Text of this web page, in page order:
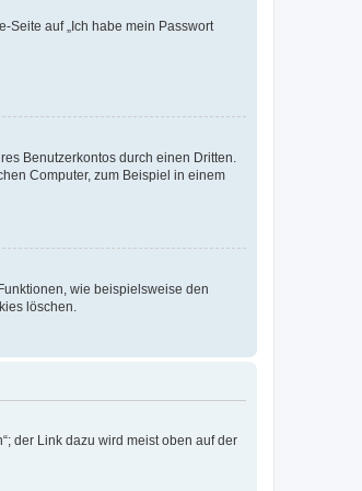
Seite auf „Ich habe mein Passwort
Benutzerkontos durch einen Dritten.
Computer, zum Beispiel in einem
wie beispielsweise den
löschen.
der Link dazu wird meist oben auf der